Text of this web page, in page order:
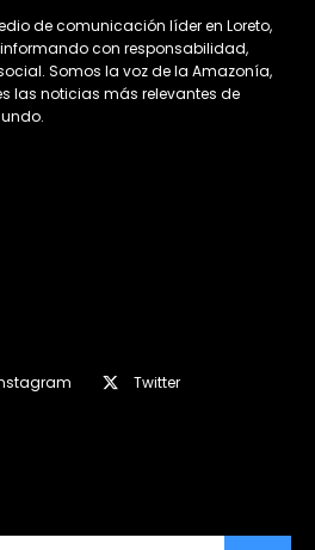
de comunicación líder en Loreto,
con responsabilidad,
Somos la voz de la Amazonía,
las noticias más relevantes de
Twitter